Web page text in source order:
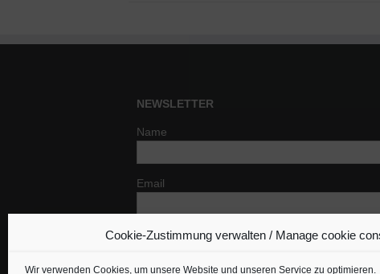
Cookie-Zustimmung verwalten / Manage cookie
Wir verwenden Cookies, um unsere Website und unseren Service zu optimieren.
NEWSLETTER
Name
Email
Indem Du fortfährst, akzeptierst Du unsere